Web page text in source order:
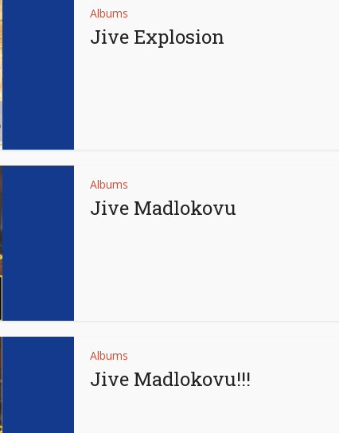
Albums
Jive Explosion
Albums
Jive Madlokovu
Albums
Jive Madlokovu!!!